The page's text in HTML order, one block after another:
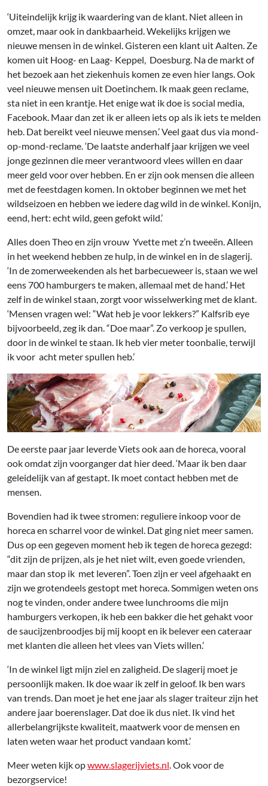
‘Uiteindelijk krijg ik waardering van de klant. Niet alleen in
omzet, maar ook in dankbaarheid. Wekelijks krijgen we
nieuwe mensen in de winkel. Gisteren een klant uit Aalten. Ze
komen uit Hoog- en Laag- Keppel, Doesburg. Na de markt of
het bezoek aan het ziekenhuis komen ze even hier langs. Ook
veel nieuwe mensen uit Doetinchem. Ik maak geen reclame,
sta niet in een krantje. Het enige wat ik doe is social media,
Facebook. Maar dan zet ik er alleen iets op als ik iets te melden
heb. Dat bereikt veel nieuwe mensen.’ Veel gaat dus via mond-
op-mond-reclame. ‘De laatste anderhalf jaar krijgen we veel
jonge gezinnen die meer verantwoord vlees willen en daar
meer geld voor over hebben. En er zijn ook mensen die alleen
met de feestdagen komen. In oktober beginnen we met het
wildseizoen en hebben we iedere dag wild in de winkel. Konijn,
eend, hert: echt wild, geen gefokt wild.’
Alles doen Theo en zijn vrouw Yvette met z’n tweeën. Alleen
in het weekend hebben ze hulp, in de winkel en in de slagerij.
‘In de zomerweekenden als het barbecueweer is, staan we wel
eens 700 hamburgers te maken, allemaal met de hand.’ Het
zelf in de winkel staan, zorgt voor wisselwerking met de klant.
‘Mensen vragen wel: “Wat heb je voor lekkers?” Kalfsrib eye
bijvoorbeeld, zeg ik dan. “Doe maar”. Zo verkoop je spullen,
door in de winkel te staan. Ik heb vier meter toonbalie, terwijl
ik voor acht meter spullen heb.’
De eerste paar jaar leverde Viets ook aan de horeca, vooral
ook omdat zijn voorganger dat hier deed. ‘Maar ik ben daar
geleidelijk van af gestapt. Ik moet contact hebben met de
mensen.
Bovendien had ik twee stromen: reguliere inkoop voor de
horeca en scharrel voor de winkel. Dat ging niet meer samen.
Dus op een gegeven moment heb ik tegen de horeca gezegd:
“dit zijn de prijzen, als je het niet wilt, even goede vrienden,
maar dan stop ik met leveren”. Toen zijn er veel afgehaakt en
zijn we grotendeels gestopt met horeca. Sommigen weten ons
nog te vinden, onder andere twee lunchrooms die mijn
hamburgers verkopen, ik heb een bakker die het gehakt voor
de saucijzenbroodjes bij mij koopt en ik belever een cateraar
met klanten die alleen het vlees van Viets willen.’
‘In de winkel ligt mijn ziel en zaligheid. De slagerij moet je
persoonlijk maken. Ik doe waar ik zelf in geloof. Ik ben wars
van trends. Dan moet je het ene jaar als slager traiteur zijn het
andere jaar boerenslager. Dat doe ik dus niet. Ik vind het
allerbelangrijkste kwaliteit, maatwerk voor de mensen en
laten weten waar het product vandaan komt.’
Meer weten kijk opwww.slagerijviets.nl. Ook voor de
bezorgservice!